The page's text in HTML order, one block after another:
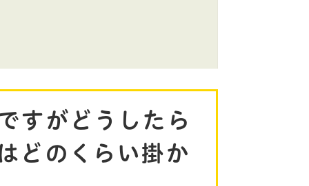
すがどうしたら
どのくらい掛か